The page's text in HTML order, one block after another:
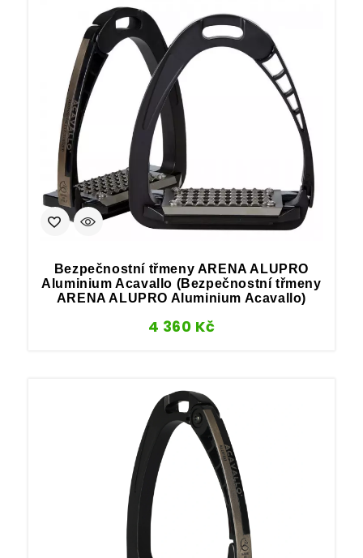
Bezpečnostní třmeny ARENA ALUPRO
Aluminium Acavallo (Bezpečnostní třmeny
ARENA ALUPRO Aluminium Acavallo)
4 360 Kč